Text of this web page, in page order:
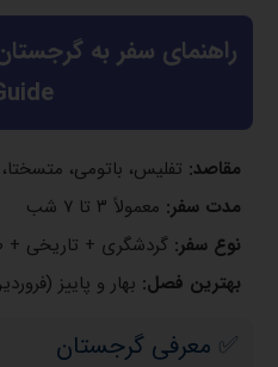
مقاصد: تفلیس، باتومی،
مدت سفر: معمولاً ۳ تا ۷ شب
نوع سفر: گردشگری + تاریخی +
بهترین فصل: بهار و پاییز
✅ معرفی گرجستان